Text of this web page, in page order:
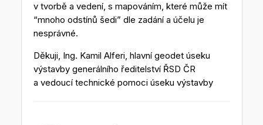
v tvorbě a vedení, s mapováním, které může mít
“mnoho odstínů šedi” dle zadání a účelu je
nesprávné.
Děkuji, Ing. Kamil Alferi, hlavní geodet úseku
výstavby generálního ředitelství ŘSD ČR
a vedoucí technické pomoci úseku výstavby